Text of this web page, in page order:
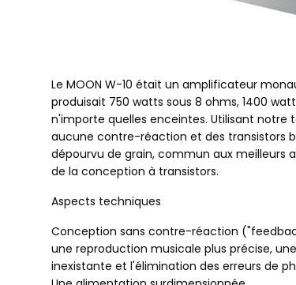
Le MOON W-10 était un amplificateur
produisait 750 watts sous 8 ohms, 1400
n'importe quelles enceintes. Utilisant notre
aucune contre-réaction et des transistors
dépourvu de grain, commun aux meilleurs
de la conception à transistors.
Aspects techniques
Conception sans contre-réaction
une reproduction musicale plus précise,
inexistante et l'élimination des erreurs de